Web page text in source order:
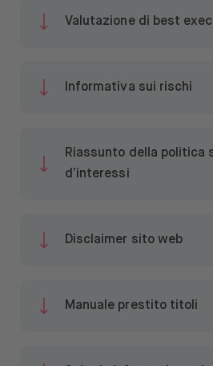
Valutazione di best
Informativa sui rischi
Riassunto della politica
d’interessi
Disclaimer sito web
Manuale prestito titoli